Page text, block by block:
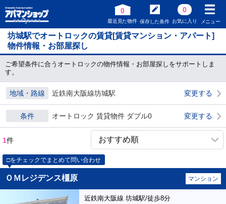
0
最近見た物件 保存した条件
0
お気に入り メニュー
坊城駅でオートロックの賃貸[賃貸マンション・アパート]
物件情報・お部屋探し
ご希望条件に合うオートロックの物件情報・お部屋探しをサポートしま
す。
地域・路線 近鉄南大阪線坊城駅 変更する
条件 オートロック 賃貸物件 ダブル0 変更する
1件
□をチェックでまとめて問い合わせ
ＯＭレジデンス橿原 マンション
近鉄南大阪線 坊城駅/徒歩8分